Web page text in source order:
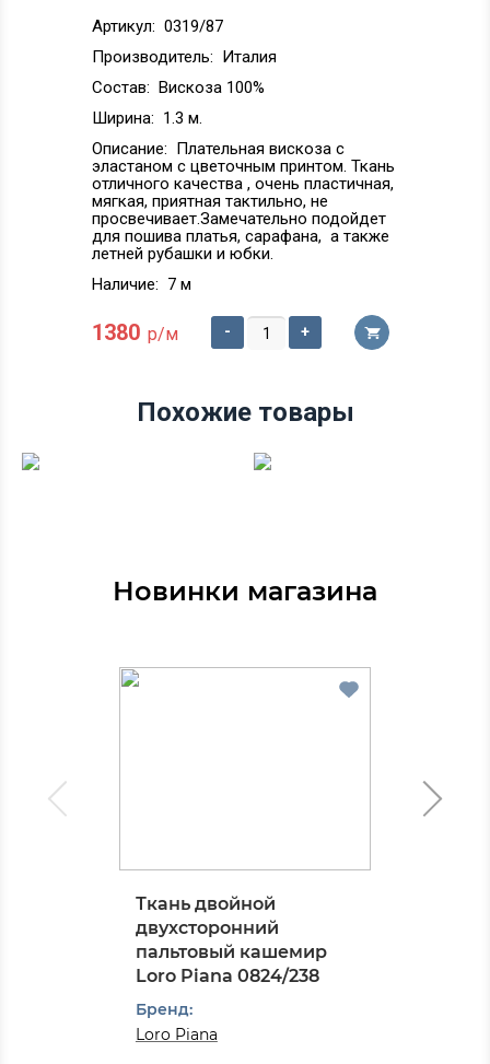
Артикул: 0319/87
Производитель: Италия
Состав: Вискоза 100%
Ширина: 1.3 м.
Описание: Плательная вискоза с
эластаном с цветочным принтом. Ткань
отличного качества , очень пластичная,
мягкая, приятная тактильно, не
просвечивает.Замечательно подойдет
для пошива платья, сарафана, а также
летней рубашки и юбки.
Наличие: 7 м
1380 р/м - +
Похожие товары
Новинки магазина
Ткань двойной
двухсторонний
пальтовый кашемир
Loro Piana 0824/238
Бренд:
Loro Piana